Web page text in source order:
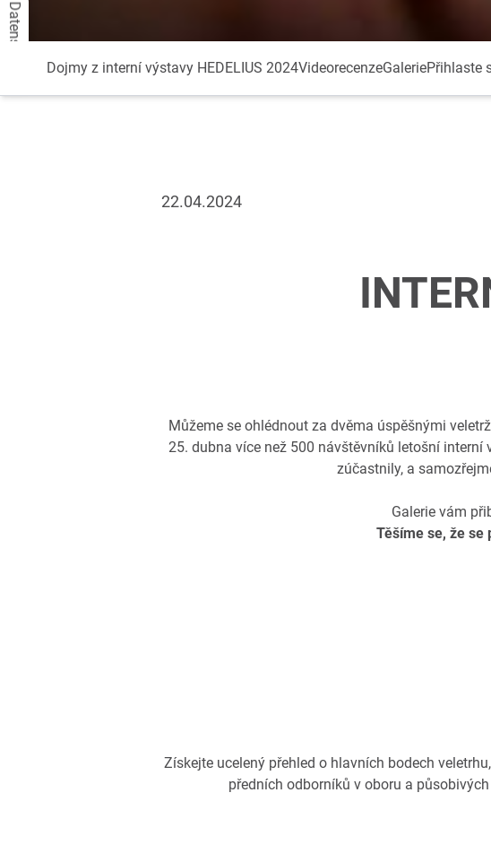
Dojmy z interní výstavy HEDELIUS 2024VideorecenzeGaleriePřihlaste
22.04.2024
Můžeme se ohlédnout za dvěma úspěšnými
25. dubna více než 500 návštěvníků letošní
zúčastnily, a
Galerie vám
Těšíme se, že se
Získejte ucelený přehled o hlavních bodech
předních odborníků v oboru a
Datenschutz